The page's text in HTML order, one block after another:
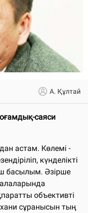
А. Құлтай
саяси
астам. Көлемі -
күнделікті
басылым. Әзірше
объективті
сұранысын тың